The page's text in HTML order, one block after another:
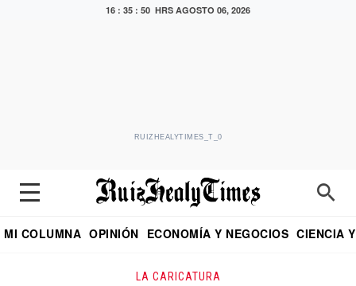
16 : 35 : 51 HRS AGOSTO 06, 2026
RUIZHEALYTIMES_T_0
MI COLUMNA OPINIÓN ECONOMÍA Y NEGOCIOS CIENCIA
LA CARICATURA